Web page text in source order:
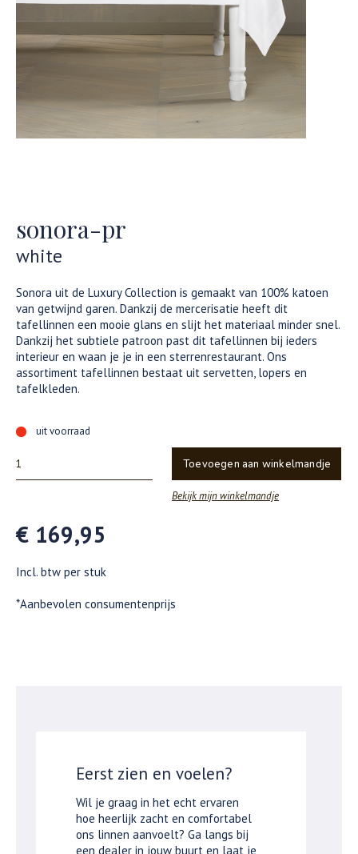
sonora-pr
white
Sonora uit de Luxury Collection is gemaakt van 100% katoen
van getwijnd garen. Dankzij de mercerisatie heeft dit
tafellinnen een mooie glans en slijt het materiaal minder snel.
Dankzij het subtiele patroon past dit tafellinnen bij ieders
interieur en waan je je in een sterrenrestaurant. Ons
assortiment tafellinnen bestaat uit servetten, lopers en
tafelkleden.
uit voorraad
Toevoegen aan winkelmandje
Bekijk mijn winkelmandje
€ 169,95
Incl. btw per stuk
*Aanbevolen consumentenprijs
Eerst zien en voelen?
Wil je graag in het echt ervaren
hoe heerlijk zacht en comfortabel
ons linnen aanvoelt? Ga langs bij
een dealer in jouw buurt en laat je